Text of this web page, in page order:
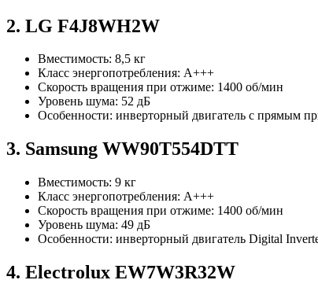
2. LG F4J8WH2W
Вместимость: 8,5 кг
Класс энергопотребления: A+++
Скорость вращения при отжиме: 1400 об/мин
Уровень шума: 52 дБ
Особенности: инверторный двигатель с прямым
3. Samsung WW90T554DTT
Вместимость: 9 кг
Класс энергопотребления: A+++
Скорость вращения при отжиме: 1400 об/мин
Уровень шума: 49 дБ
Особенности: инверторный двигатель Digital
4. Electrolux EW7W3R32W